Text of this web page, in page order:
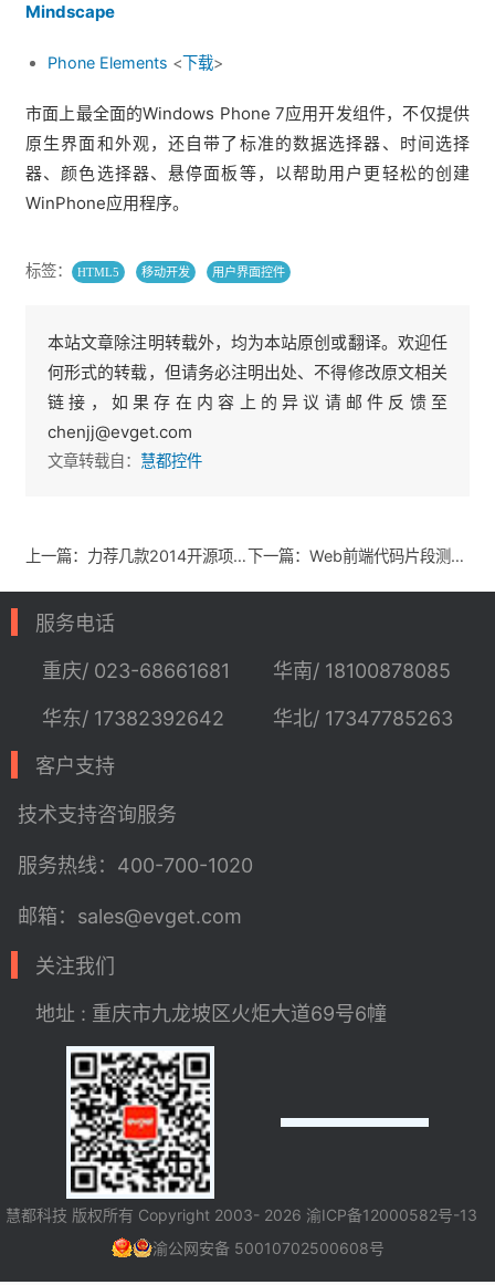
Mindscape
Phone Elements <下载>
市面上最全面的Windows Phone 7应用开发组件，不仅提供
原生界面和外观，还自带了标准的数据选择器、时间选择
器、颜色选择器、悬停面板等，以帮助用户更轻松的创建
WinPhone应用程序。
标签： HTML5 移动开发 用户界面控件
本站文章除注明转载外，均为本站原创或翻译。欢迎任
何形式的转载，但请务必注明出处、不得修改原文相关
链接，如果存在内容上的异议请邮件反馈至
chenjj@evget.com
文章转载自： 慧都控件
上一篇：力荐几款2014开源项目管理工具 下一篇：Web前端代码片段测试工具大全（三）
服务电话
重庆/ 023-68661681
华东/ 17382392642
华南/ 18100878085
华北/ 17347785263
客户支持
技术支持咨询服务
服务热线：400-700-1020
邮箱：sales@evget.com
关注我们
地址 : 重庆市九龙坡区火炬大道69号6幢
慧都科技 版权所有 Copyright 2003- 2026 渝ICP备12000582号-13
渝公网安备 50010702500608号